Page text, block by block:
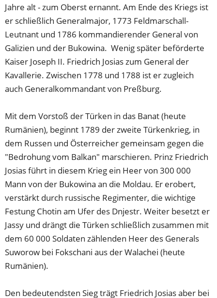
Jahre alt - zum Oberst ernannt. Am Ende des Kriegs ist
er schließlich Generalmajor, 1773 Feldmarschall-
Leutnant und 1786 kommandierender General von
Galizien und der Bukowina. Wenig später beförderte
Kaiser Joseph II. Friedrich Josias zum General der
Kavallerie. Zwischen 1778 und 1788 ist er zugleich
auch Generalkommandant von Preßburg.
Mit dem Vorstoß der Türken in das Banat (heute
Rumänien), beginnt 1789 der zweite Türkenkrieg, in
dem Russen und Österreicher gemeinsam gegen die
"Bedrohung vom Balkan" marschieren. Prinz Friedrich
Josias führt in diesem Krieg ein Heer von 300 000
Mann von der Bukowina an die Moldau. Er erobert,
verstärkt durch russische Regimenter, die wichtige
Festung Chotin am Ufer des Dnjestr. Weiter besetzt er
Jassy und drängt die Türken schließlich zusammen mit
dem 60 000 Soldaten zählenden Heer des Generals
Suworow bei Fokschani aus der Walachei (heute
Rumänien).
Den bedeutendsten Sieg trägt Friedrich Josias aber bei